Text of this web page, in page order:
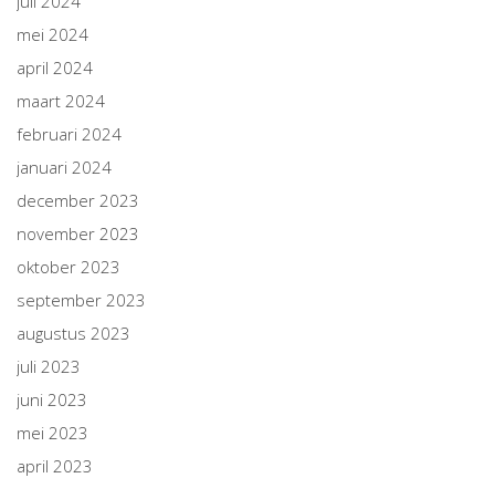
mei 2024
april 2024
maart 2024
februari 2024
januari 2024
december 2023
november 2023
oktober 2023
september 2023
augustus 2023
juli 2023
juni 2023
mei 2023
april 2023